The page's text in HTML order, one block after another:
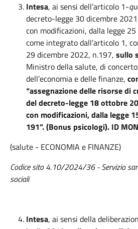
Intesa, ai sensi dell’articolo 1-
decreto-legge 30 dicembre
con modificazioni, dalla legge
come integrato dall’articolo 1,
29 dicembre 2022, n.197, sullo
Ministro della salute, di
dell’economia e delle finanze,
“assegnazione delle risorse di
del decreto-legge 18 ottobre
con modificazioni, dalla legge
191”. (Bonus psicologi). ID
(salute - ECONOMIA e FINANZE)
Codice sito 4.10/2024/36 - Servizio
sociali
Intesa, ai sensi della